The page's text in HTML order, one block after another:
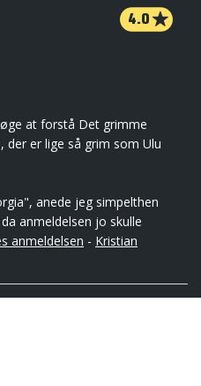
4.0
at forstå Det grimme
der er lige så grim som Ulu
anede jeg simpelthen
anmeldelsen jo skulle
anmeldelsen - Kristian